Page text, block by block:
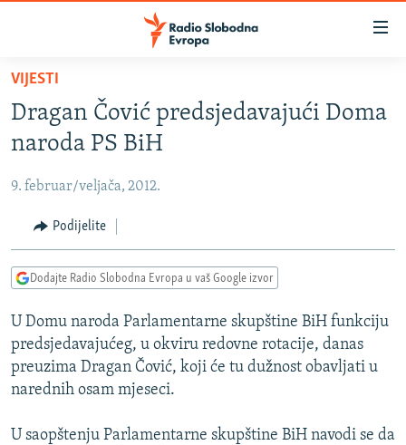
Pređite
glavni
sadržaj
na
navigaciju
Pređite
na
BOSNA I HERCEGOVINA
KOSOVO
CRNA GORA
VIDEO
FOTOGALERIJE
INFOGRAFIKE
PODCASTI
RAT U UKRAJINI
KINA NA BALKANU
RSE PRIČE IZ SVIJETA
ISPRIČAJ MI
VIJESTI
Dragan Čović predsjedavajući Doma
naroda PS BiH
9. februar/veljača, 2012.
Podijelite
Dodajte Radio Slobodna Evropa u vaš Google izvor
U Domu naroda Parlamentarne skupštine BiH funkciju
predsjedavajućeg, u okviru redovne rotacije, danas
preuzima Dragan Čović, koji će tu dužnost obavljati u
narednih osam mjeseci.
U saopštenju Parlamentarne skupštine BiH navodi se da